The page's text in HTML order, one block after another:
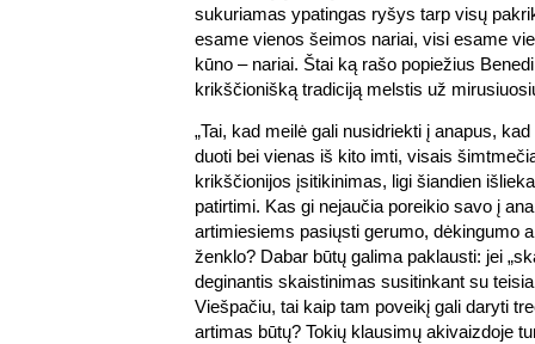
sukuriamas ypatingas ryšys tarp visų
esame vienos šeimos nariai, visi esame
kūno – nariai. Štai ką rašo popiežius
krikščionišką tradiciją melstis už
„Tai, kad meilė gali nusidriekti į anapus,
duoti bei vienas iš kito imti, visais
krikščionijos įsitikinimas, ligi šiandien
patirtimi. Kas gi nejaučia poreikio savo į
artimiesiems pasiųsti gerumo, dėkingumo
ženklo? Dabar būtų galima paklausti: jei
deginantis skaistinimas susitinkant su
Viešpačiu, tai kaip tam poveikį gali daryti
artimas būtų? Tokių klausimų akivaizdoje